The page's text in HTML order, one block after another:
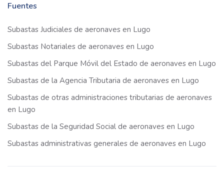
Fuentes
Subastas Judiciales de aeronaves en Lugo
Subastas Notariales de aeronaves en Lugo
Subastas del Parque Móvil del Estado de aeronaves en Lugo
Subastas de la Agencia Tributaria de aeronaves en Lugo
Subastas de otras administraciones tributarias de aeronaves
en Lugo
Subastas de la Seguridad Social de aeronaves en Lugo
Subastas administrativas generales de aeronaves en Lugo